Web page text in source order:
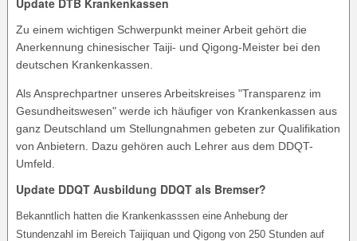
Update DTB Krankenkassen
Zu einem wichtigen Schwerpunkt meiner Arbeit gehört die
Anerkennung chinesischer Taiji- und Qigong-Meister bei den
deutschen Krankenkassen.
Als Ansprechpartner unseres Arbeitskreises "Transparenz im
Gesundheitswesen" werde ich häufiger von Krankenkassen aus
ganz Deutschland um Stellungnahmen gebeten zur Qualifikation
von Anbietern. Dazu gehören auch Lehrer aus dem DDQT-
Umfeld.
Update DDQT Ausbildung DDQT als Bremser?
Bekanntlich hatten die Krankenkasssen eine Anhebung der
Stundenzahl im Bereich Taijiquan und Qigong von 250 Stunden auf